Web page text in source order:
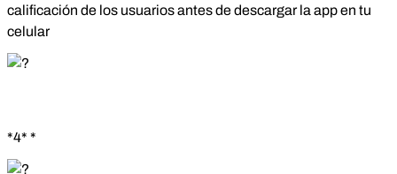
calificación de los usuarios antes de descargar la app en tu
celular
*4* *